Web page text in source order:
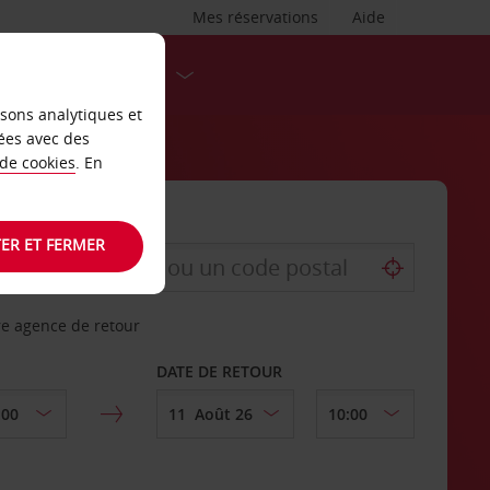
Aide
Mes réservations
agence de retour
DATE DE RETOUR
analytiques et
avec des
cookies. En
ET FERMER